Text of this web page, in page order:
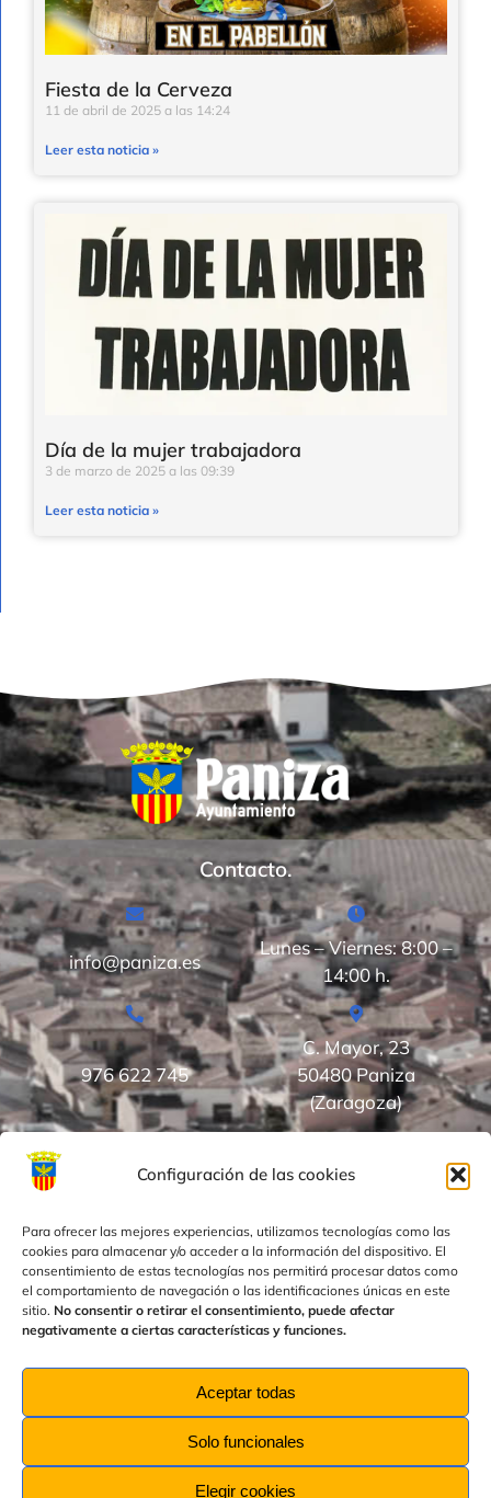
Configuración de las cookies
Para ofrecer las mejores experiencias, utilizamos tecnologías como las
cookies para almacenar y/o acceder a la información del dispositivo. El
consentimiento de estas tecnologías nos permitirá procesar datos como
el comportamiento de navegación o las identificaciones únicas en este
sitio. No consentir o retirar el consentimiento, puede afectar
negativamente a ciertas características y funciones.
Aceptar todas
Solo funcionales
Elegir cookies
Fiesta de la Cerveza
11 de abril de 2025 14:24
Leer esta noticia »
Día de la mujer trabajadora
3 de marzo de 2025 09:39
Leer esta noticia »
Contacto.
info@paniza.es
Lunes – Viernes: 8:00 –
14:00 h.
976 622 745
C. Mayor, 23
50480 Paniza
(Zaragoza)
Suscríbete para estar informado de las últimas
He leído y acepto laPolítica de Privacidad